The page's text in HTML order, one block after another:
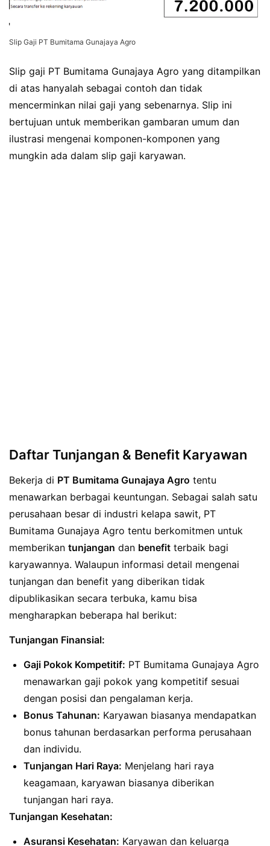
Slip Gaji PT Bumitama Gunajaya Agro
Slip gaji PT Bumitama Gunajaya Agro yang ditampilkan
di atas hanyalah sebagai contoh dan tidak
mencerminkan nilai gaji yang sebenarnya. Slip ini
bertujuan untuk memberikan gambaran umum dan
ilustrasi mengenai komponen-komponen yang
mungkin ada dalam slip gaji karyawan.
Daftar Tunjangan & Benefit Karyawan
Bekerja di PT Bumitama Gunajaya Agro tentu
menawarkan berbagai keuntungan. Sebagai salah satu
perusahaan besar di industri kelapa sawit, PT
Bumitama Gunajaya Agro tentu berkomitmen untuk
memberikan tunjangan dan benefit terbaik bagi
karyawannya. Walaupun informasi detail mengenai
tunjangan dan benefit yang diberikan tidak
dipublikasikan secara terbuka, kamu bisa
mengharapkan beberapa hal berikut:
Tunjangan Finansial:
Gaji Pokok Kompetitif: PT Bumitama Gunajaya Agro
menawarkan gaji pokok yang kompetitif sesuai
dengan posisi dan pengalaman kerja.
Bonus Tahunan: Karyawan biasanya mendapatkan
bonus tahunan berdasarkan performa perusahaan
dan individu.
Tunjangan Hari Raya: Menjelang hari raya
keagamaan, karyawan biasanya diberikan
tunjangan hari raya.
Tunjangan Kesehatan:
Asuransi Kesehatan: Karyawan dan keluarga